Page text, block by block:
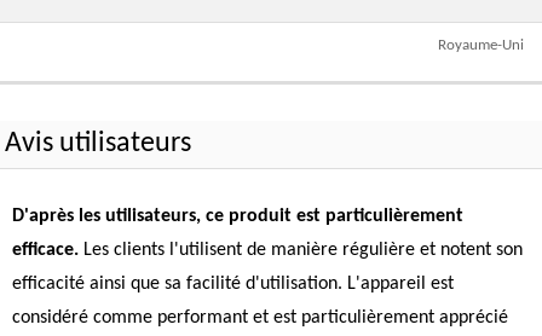
Royaume-Uni
Avis utilisateurs
D'après les utilisateurs, ce produit est particulièrement
efficace. Les clients l'utilisent de manière régulière et notent son
efficacité ainsi que sa facilité d'utilisation. L'appareil est
considéré comme performant et est particulièrement apprécié